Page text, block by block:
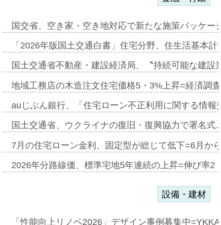
国交省、空き家・空き地対応で新たな施策パッケ
「2026年版国土交通白書」住宅分野、住生活基本
国土交通省不動産・建設経済局、〝持続可能な建
地域工務店の木造注文住宅価格5・3%上昇=経済調
auじぶん銀行、「住宅ローン不正利用に関する情
国土交通省、ウクライナの復旧・復興協力で署名
7月の住宅ローン金利、固定型が総じて低下=6月か
2026年分路線価、標準宅地5年連続の上昇=伸び率
設備・建材
「性能向上リノベ2026」デザイン事例募集中